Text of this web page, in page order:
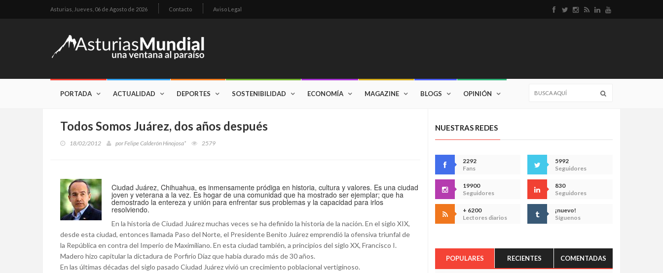
Asturias, Jueves, 06 de Agosto de 2026 Contacto Aviso Legal
PORTADA ACTUALIDAD DEPORTES SOSTENIBILIDAD ECONOMÍA MAGAZINE BLOGS OPINIÓN
Todos Somos Juárez, dos años después
18/02/2012 porFelipe Calderón Hinojosa* 2579
Ciudad Juárez, Chihuahua, es inmensamente pródiga en historia, cultura y valores. Es una ciudad
joven y veterana a la vez. Es hogar de una comunidad que ha mostrado ser ejemplar; que ha
demostrado la entereza y unión para enfrentar sus problemas y la capacidad para irlos
resolviendo.
En la historia de Ciudad Juárez muchas veces se ha definido la historia de la nación. En el siglo XIX,
desde esta ciudad, entonces llamada Paso del Norte, el Presidente Benito Juárez emprendió la ofensiva triunfal de
la República en contra del Imperio de Maximiliano. En esta ciudad también, a principios del siglo XX, Francisco I.
Madero hizo capitular la dictadura de Porfirio Díaz que había durado más de 30 años.
En las últimas décadas del siglo pasado Ciudad Juárez vivió un crecimiento poblacional vertiginoso.
NUESTRAS REDES
2292
Fans
5992
Seguidores
19900
Seguidores
830
Seguidores
+ 6200
Lectores diarios
¡nuevo!
Síguenos
POPULARES RECIENTES COMENTADAS